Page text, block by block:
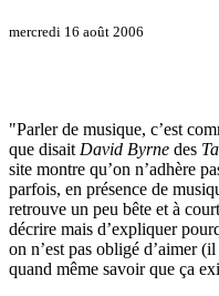
mercredi 16 août 2006
"Parler de musique, c’est
que disait David Byrne des
site montre qu’on n’adhère
parfois, en présence de
retrouve un peu bête et à
décrire mais d’expliquer
on n’est pas obligé d’aimer
quand même savoir que ça